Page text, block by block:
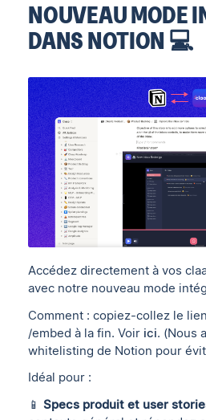
NOUVEAU MODE
DANS NOTION 💻
Accédez directement à vos
avec notre nouveau mode
Comment : copiez-collez le
/embed à la fin. Voir ici. (Nous
whitelisting de Notion pour
Idéal pour :
📱Specs produit et user